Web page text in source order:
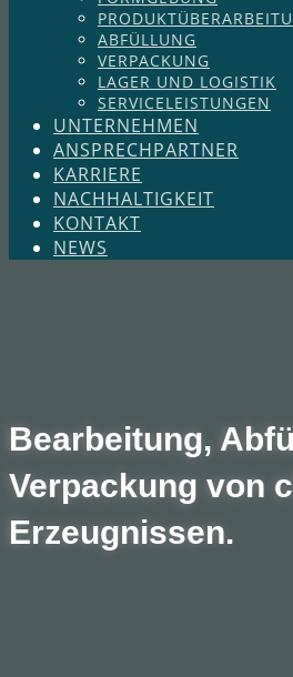
ABFÜLLUNG
VERPACKUNG
LAGER UND LOGISTIK
SERVICELEISTUNGEN
UNTERNEHMEN
ANSPRECHPARTNER
KARRIERE
NACHHALTIGKEIT
KONTAKT
NEWS
Bearbeitung,
Verpackung von
Erzeugnissen.